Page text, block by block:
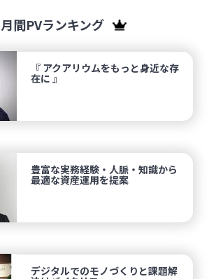
月間PVランキング
『 アクアリウムをもっと身近な存
在に 』
豊富な実務経験・人脈・知識から
最適な資産運用を提案
デジタルでのモノづくりと課題解